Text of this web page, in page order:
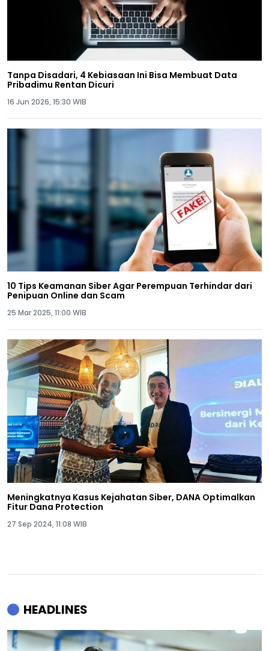
Tanpa Disadari, 4 Kebiasaan Ini Bisa Membuat Data
Pribadimu Rentan Dicuri
16 Jun 2026, 15:30 WIB
10 Tips Keamanan Siber Agar Perempuan Terhindar dari
Penipuan Online dan Scam
25 Mar 2025, 11:00 WIB
Meningkatnya Kasus Kejahatan Siber, DANA Optimalkan
Fitur Dana Protection
27 Sep 2024, 11:08 WIB
HEADLINES